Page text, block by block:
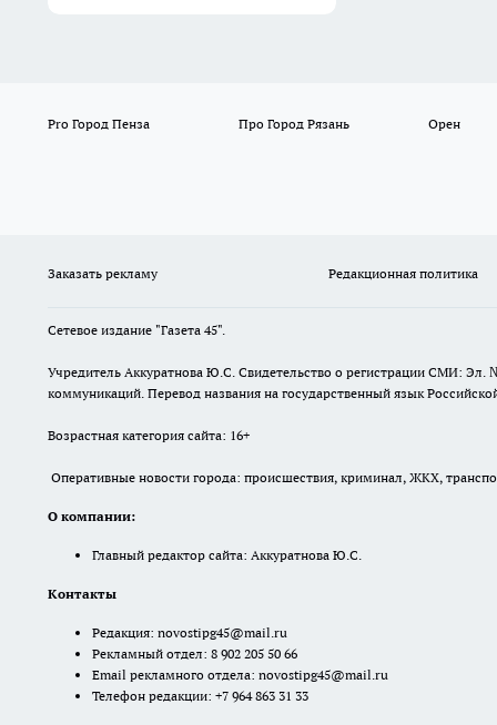
Pro Город Пенза Про Город Рязань Орен
Заказать рекламу Редакционная политика
Сетевое издание "Газета 45".
Учредитель Аккуратнова Ю.С. Свидетельство о регистрации СМИ: Эл.
коммуникаций. Перевод названия на государственный язык
Возрастная категория сайта: 16+
Оперативные новости города: происшествия, криминал, ЖКХ,
О компании:
Главный редактор сайта: Аккуратнова Ю.С.
Контакты
Редакция: novostipg45@mail.ru
Рекламный отдел: 8 902 205 50 66
Email рекламного отдела: novostipg45@mail.ru
Телефон редакции: +7 964 863 31 33